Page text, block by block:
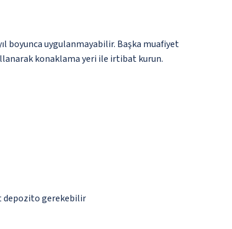
boyunca uygulanmayabilir. Başka muafiyet
konaklama yeri ile irtibat kurun.
depozito gerekebilir